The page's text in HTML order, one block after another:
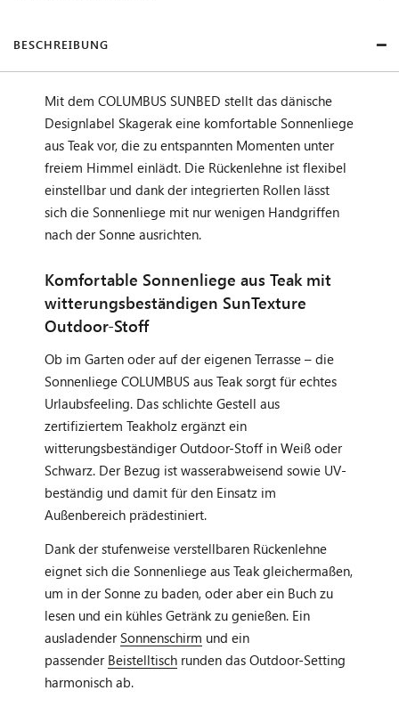
BESCHREIBUNG
Mit dem COLUMBUS SUNBED stellt das dänische
Designlabel Skagerak eine komfortable Sonnenliege
aus Teak vor, die zu entspannten Momenten unter
freiem Himmel einlädt. Die Rückenlehne ist flexibel
einstellbar und dank der integrierten Rollen lässt
sich die Sonnenliege mit nur wenigen Handgriffen
nach der Sonne ausrichten.
Komfortable Sonnenliege aus Teak mit
witterungsbeständigen SunTexture
Outdoor-Stoff
Ob im Garten oder auf der eigenen Terrasse – die
Sonnenliege COLUMBUS aus Teak sorgt für echtes
Urlaubsfeeling. Das schlichte Gestell aus
zertifiziertem Teakholz ergänzt ein
witterungsbeständiger Outdoor-Stoff in Weiß oder
Schwarz. Der Bezug ist wasserabweisend sowie UV-
beständig und damit für den Einsatz im
Außenbereich prädestiniert.
Dank der stufenweise verstellbaren Rückenlehne
eignet sich die Sonnenliege aus Teak gleichermaßen,
um in der Sonne zu baden, oder aber ein Buch zu
lesen und ein kühles Getränk zu genießen. Ein
ausladenderSonnenschirm und ein
passender Beistelltisch runden das Outdoor-Setting
harmonisch ab.